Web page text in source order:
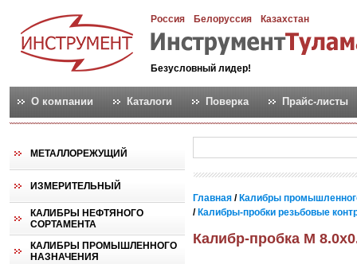
Россия Белоруссия Казахстан
Безусловный лидер!
О компании Каталоги Поверка Прайс-листы
МЕТАЛЛОРЕЖУЩИЙ
ИЗМЕРИТЕЛЬНЫЙ
КАЛИБРЫ НЕФТЯНОГО
СОРТАМЕНТА
КАЛИБРЫ ПРОМЫШЛЕННОГО
НАЗНАЧЕНИЯ
Главная / Калибры
/ Калибры-пробки резьбовые
Калибр-пробка М